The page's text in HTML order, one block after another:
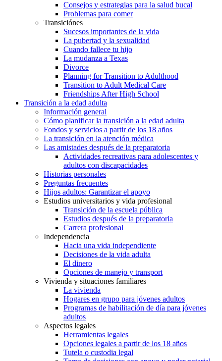
Consejos y estrategias para la salud bucal
Problemas para comer
Transiciónes
Sucesos importantes de la vida
La pubertad y la sexualidad
Cuando fallece tu hijo
La mudanza a Texas
Divorce
Planning for Transition to Adulthood
Transition to Adult Medical Care
Friendships After High School
Transición a la edad adulta
Información general
Cómo planificar la transición a la edad adulta
Fondos y servicios a partir de los 18 años
La transición en la atención médica
Las amistades después de la preparatoria
Actividades recreativas para adolescentes y
adultos con discapacidades
Historias personales
Preguntas frecuentes
Hijos adultos: Garantizar el apoyo
Estudios universitarios y vida profesional
Transición de la escuela pública
Estudios después de la preparatoria
Carrera profesional
Independencia
Hacia una vida independiente
Decisiones de la vida adulta
El dinero
Opciones de manejo y transport
Vivienda y situaciones familiares
La vivienda
Hogares en grupo para jóvenes adultos
Programas de habilitación de día para jóvenes
adultos
Aspectos legales
Herramientas legales
Opciones legales a partir de los 18 años
Tutela o custodia legal